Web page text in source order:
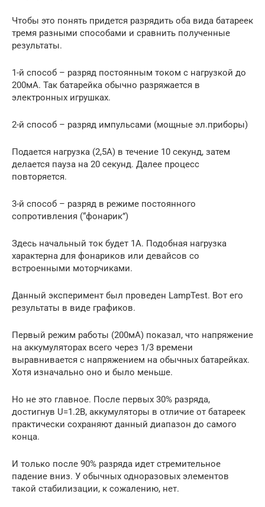
Чтобы это понять придется разрядить оба вида батареек
тремя разными способами и сравнить полученные
результаты.
1-й способ – разряд постоянным током с нагрузкой до
200мА. Так батарейка обычно разряжается в
электронных игрушках.
2-й способ – разряд импульсами (мощные эл.приборы)
Подается нагрузка (2,5А) в течение 10 секунд, затем
делается пауза на 20 секунд. Далее процесс
повторяется.
3-й способ – разряд в режиме постоянного
сопротивления (“фонарик”)
Здесь начальный ток будет 1А. Подобная нагрузка
характерна для фонариков или девайсов со
встроенными моторчиками.
Данный эксперимент был проведен LampTest. Вот его
результаты в виде графиков.
Первый режим работы (200мА) показал, что напряжение
на аккумуляторах всего через 1/3 времени
выравнивается с напряжением на обычных батарейках.
Хотя изначально оно и было меньше.
Но не это главное. После первых 30% разряда,
достигнув U=1.2В, аккумуляторы в отличие от батареек
практически сохраняют данный диапазон до самого
конца.
И только после 90% разряда идет стремительное
падение вниз. У обычных одноразовых элементов
такой стабилизации, к сожалению, нет.